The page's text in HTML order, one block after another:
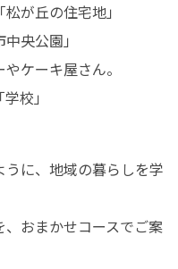
が丘の住宅地」
央公園」
ケーキ屋さん。
校」
に、地域の暮らしを学
おまかせコースでご案